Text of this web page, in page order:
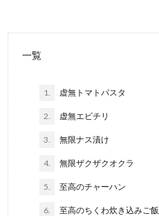
一覧
1. 虚無トマトパスタ
2. 虚無エビチリ
3. 無限ナス漬け
4. 無限ザクザクオクラ
5. 至高のチャーハン
6. 至高のちくわ炊き込みご飯